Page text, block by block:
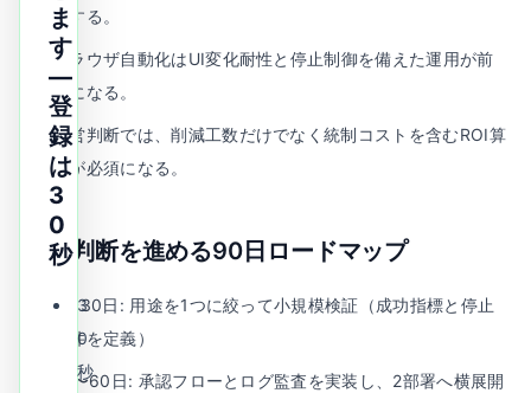
化する。
ブラウザ自動化はUI変化耐性と停止制御を備えた運用が前
提になる。
経営判断では、削減工数だけでなく統制コストを含むROI算
定が必須になる。
導入判断を進める90日ロードマップ
0〜30日: 用途を1つに絞って小規模検証（成功指標と停止
条件を定義）
31〜60日: 承認フローとログ監査を実装し、2部署へ横展開
ま
す
—
登
録
は
3
0
秒
3
0
秒